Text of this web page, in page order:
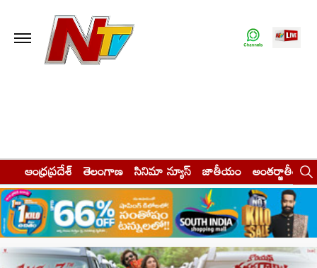
ఆంధ్రప్రదేశ్ తెలంగాణ సినిమా న్యూస్ జాతీయం అంతర్జాతీయం